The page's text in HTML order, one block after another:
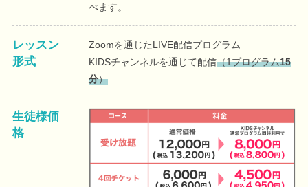
べます。
レッスン
形式
Zoomを通じたLIVE配信プログラム
KIDSチャンネルを通じて配信（1プログラム15
分）
生徒様価
格